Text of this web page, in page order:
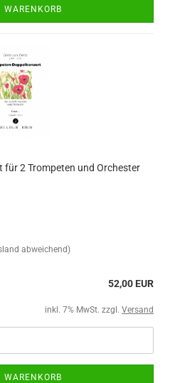
WARENKORB
für 2 Trompeten und Orchester
abweichend)
52,00 EUR
inkl. 7% MwSt. zzgl. Versand
WARENKORB